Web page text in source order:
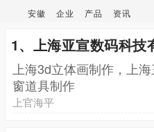
安徽 企业 产品 资讯
1、上海亚宣数码科技
上海3d立体画制作，上
窗道具制作
上官海平